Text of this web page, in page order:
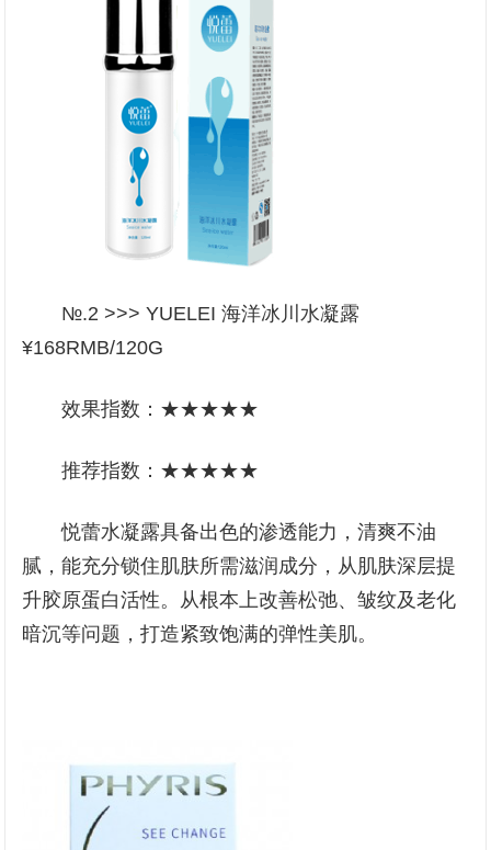
№.2 >>> YUELEI 海洋冰川水凝露
¥168RMB/120G
效果指数：★★★★★
推荐指数：★★★★★
悦蕾水凝露具备出色的渗透能力，清爽不油
腻，能充分锁住肌肤所需滋润成分，从肌肤深层提
升胶原蛋白活性。从根本上改善松弛、皱纹及老化
暗沉等问题，打造紧致饱满的弹性美肌。